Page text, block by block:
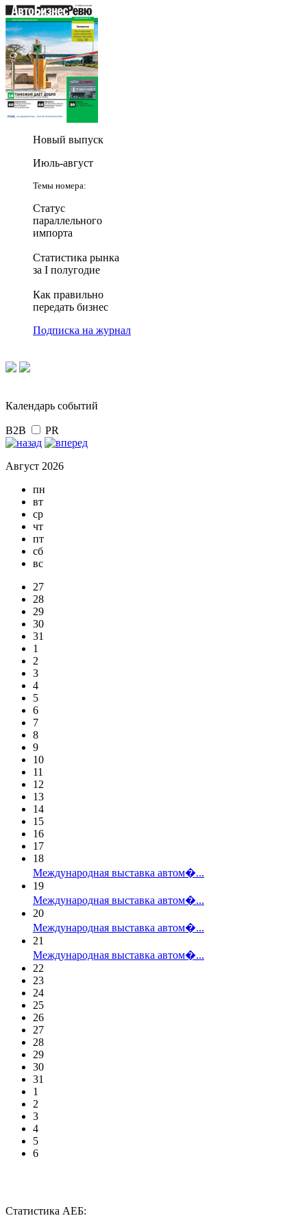
Новый выпуск
Июль-август
Темы номера:
Статус
параллельного
импорта
Статистика рынка
за I полугодие
Как правильно
передать бизнес
Подписка на журнал
Календарь событий
B2B PR
Август 2026
пн
вт
ср
чт
пт
сб
вс
27
28
29
30
31
1
2
3
4
5
6
7
8
9
10
11
12
13
14
15
16
17
18
Международная выставка автом�...
19
Международная выставка автом�...
20
Международная выставка автом�...
21
Международная выставка автом�...
22
23
24
25
26
27
28
29
30
31
1
2
3
4
5
6
Статистика АЕБ: